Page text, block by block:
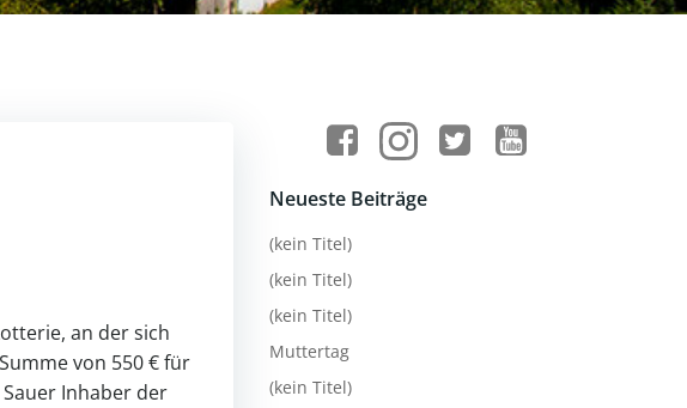
an der sich
von 550 € für
Inhaber der
Neueste Beiträge
(kein Titel)
(kein Titel)
(kein Titel)
Muttertag
(kein Titel)